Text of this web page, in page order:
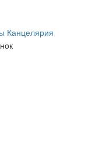
Канцелярия